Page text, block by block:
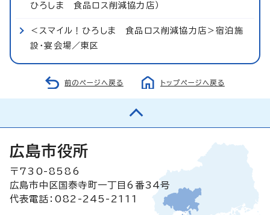
ひろしま 食品ロス削減協力店）
＜スマイル！ひろしま 食品ロス削減協力店＞宿泊施
設・宴会場／東区
前のページへ戻る トップページへ戻る
広島市役所
〒730-8586
広島市中区国泰寺町一丁目6番34号
代表電話：082-245-2111